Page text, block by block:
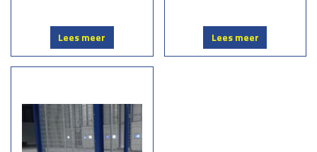
toepassingen:
Tuinomheiningen: Creëer een veilige en stijlvolle afbakening voor uw
Bedrijventerreinen:Bescherm uw terrein tegen ongewenste toegang.
Lees meer Lees meer